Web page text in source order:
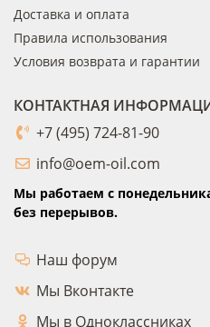
Доставка и оплата
Правила использования
Условия возврата и гарантии
КОНТАКТНАЯ
+7 (495) 724-81-90
info@oem-oil.com
Мы работаем с
без перерывов.
Наш форум
Мы Вконтакте
Мы в Одноклассниках